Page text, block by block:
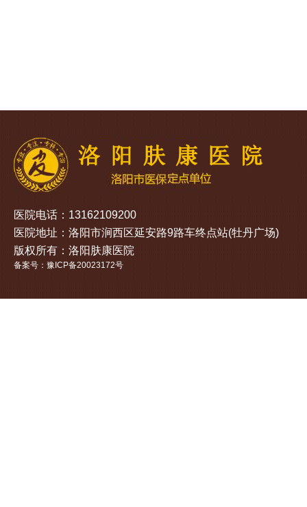
医院电话：13162109200
医院地址：洛阳市涧西区延安路9路车终点站(牡丹广场)
版权所有：洛阳肤康医院
备案号：豫ICP备20023172号